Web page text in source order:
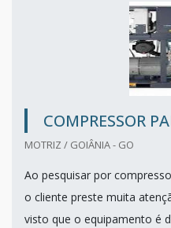
COMPRESSOR
MOTRIZ / GOIÂNIA - GO
Ao pesquisar por
o cliente preste muita
visto que o equipamento é